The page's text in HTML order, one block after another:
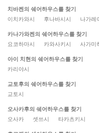
치바켄의 쉐어하우스를 찾기
이치카와시
후나바시시 나가레
카나가와켄의 쉐어하우스를 찾기
요코하마시
카와사키시 사가미
아이 치현의 쉐어하우스를 찾기
카리야시
교토후의 쉐어하우스를 찾기
교토시
오사카후의 쉐어하우스를 찾기
오사카
셋쓰시 타카츠키시